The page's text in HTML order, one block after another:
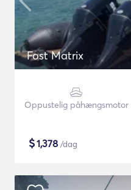
Fost Matrix
Oppustelig påhængsmotor
$1,378 /dag